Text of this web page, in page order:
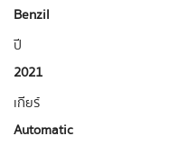
Benzil
ปี
2021
เกียร์
Automatic